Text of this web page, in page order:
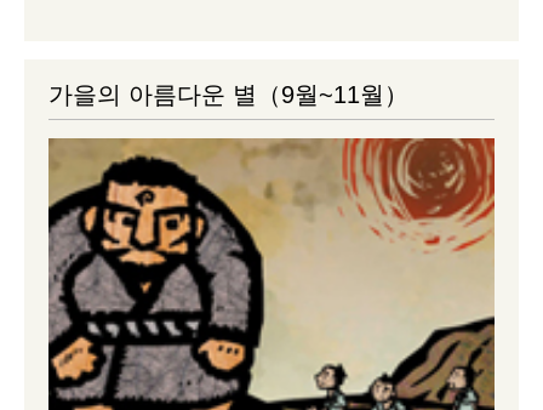
가을의 아름다운 별（9월~11월）